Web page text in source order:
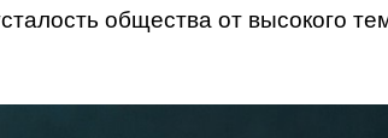
общества от высокого